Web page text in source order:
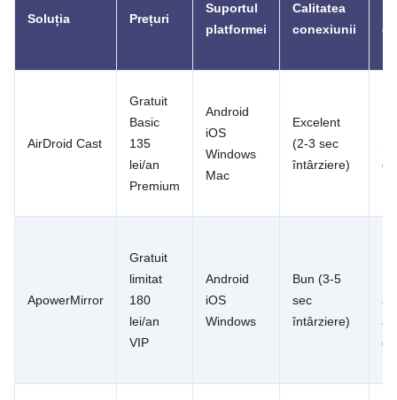
Soluția Prețuri
Suportul
platformei
Calitatea
conexiunii
AirDroid Cast
Gratuit
Basic
135
lei/an
Premium
Android
iOS
Windows
Mac
Excelent
(2-3 sec
întârziere)
ApowerMirror
Gratuit
limitat
180
lei/an
VIP
Android
iOS
Windows
Bun (3-5
sec
întârziere)